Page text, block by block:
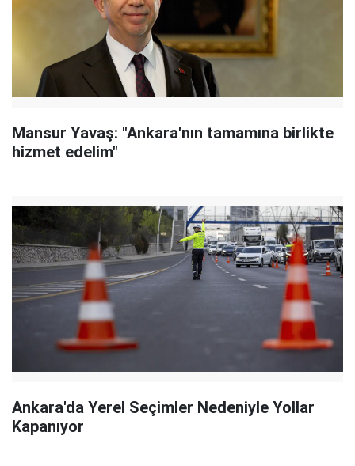
Mansur Yavaş: "Ankara'nın tamamına birlikte
hizmet edelim"
Ankara'da Yerel Seçimler Nedeniyle Yollar
Kapanıyor